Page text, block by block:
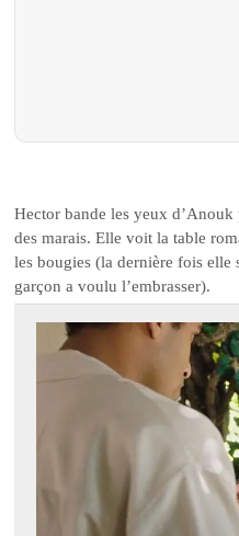
Hector bande les yeux
des marais. Elle voit la table
les bougies (la dernière fois elle
garçon a voulu l’embrasser).